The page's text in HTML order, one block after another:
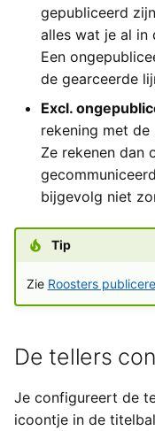
Vakantietellers
Vakantieteller
instellen
Tellers van
werkuren
Yesplan 1.22, jun
Yesplan 1.21, nov
Yesplan 1.20, jul
Yesplan 1.19, mei
Yesplan 1.18, sep
Yesplan 1.17, mrt 2015
Yesplan 1.16, dec
Yesplan 1.14, jun 2014
Yesplan 1.13, mei
gepubliceerd
alles wat je al in
Een
de gearceerde
Excl.
rekening met
Ze rekenen dan
bijgevolg niet
Tip
Zie Roosters
De tellers
Je configureert de
icoontje in de